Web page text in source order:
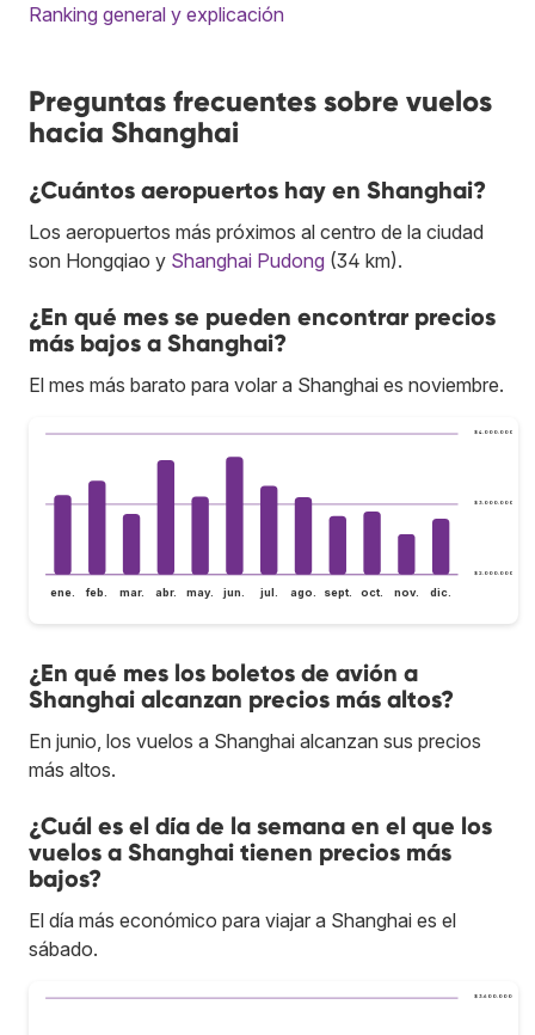
Ranking general y explicación
Preguntas frecuentes sobre vuelos
hacia Shanghai
¿Cuántos aeropuertos hay en Shanghai?
Los aeropuertos más próximos al centro de la ciudad
son Hongqiao y Shanghai Pudong (34 km).
¿En qué mes se pueden encontrar precios
más bajos a Shanghai?
El mes más barato para volar a Shanghai es noviembre.
$ 2.000.000
$ 3.000.000
$ 4.000.000
ene. feb. mar. abr. may. jun. jul. ago. sept. oct. nov. dic.
¿En qué mes los boletos de avión a
Shanghai alcanzan precios más altos?
En junio, los vuelos a Shanghai alcanzan sus precios
más altos.
¿Cuál es el día de la semana en el que los
vuelos a Shanghai tienen precios más
bajos?
El día más económico para viajar a Shanghai es el
sábado.
$ 3.600.000